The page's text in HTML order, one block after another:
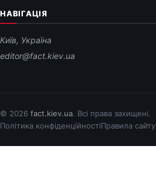
НАВІГАЦІЯ
Київ, Україна
editor@fact.kiev.ua
© 2026 fact.kiev.ua. Всі права захищені.
Політика конфіденційностіПравила сайту